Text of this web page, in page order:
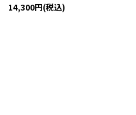
14,300円(税込)